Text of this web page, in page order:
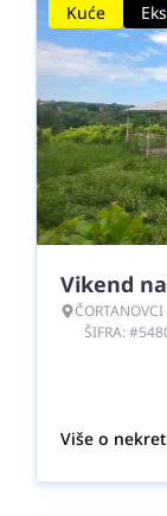
Kuće
Vikend
ČORTANOVCI
ŠIFRA:
Više o